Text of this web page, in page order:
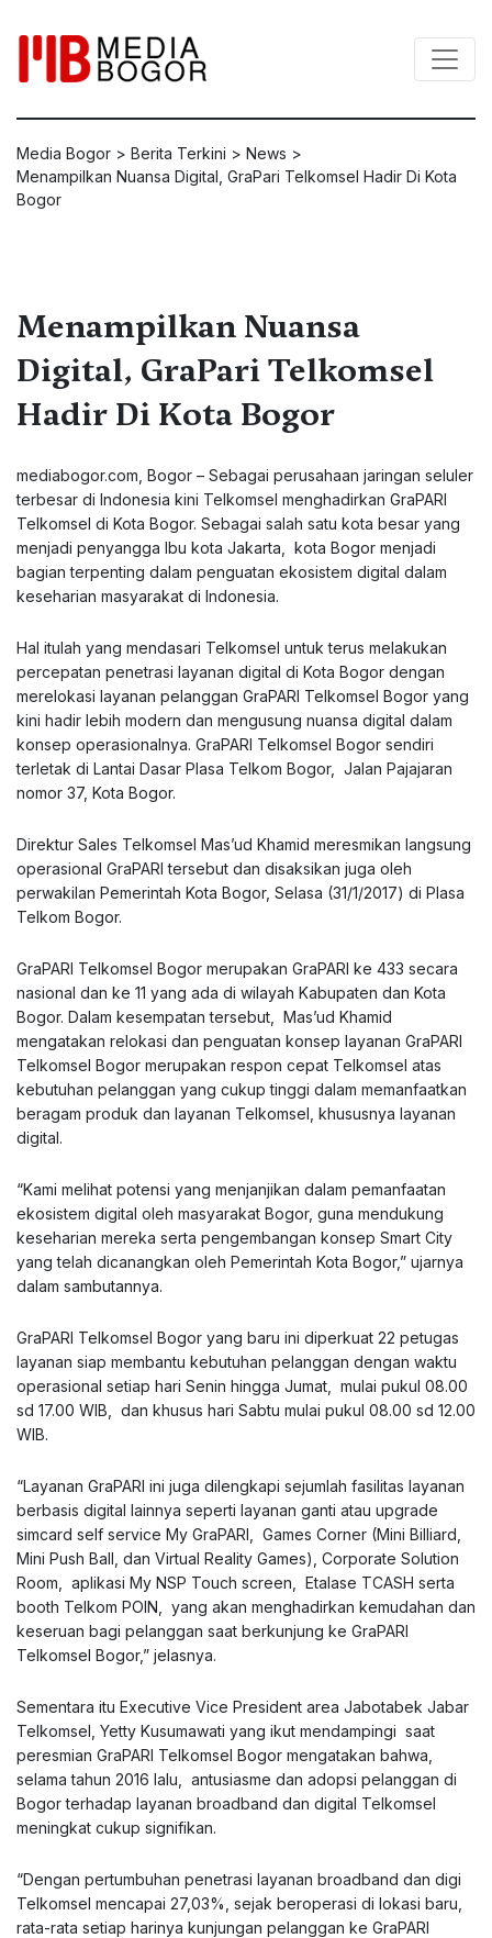
Media Bogor > Berita Terkini > News >
Menampilkan Nuansa Digital, GraPari Telkomsel Hadir Di Kota
Bogor
Menampilkan Nuansa
Digital, GraPari Telkomsel
Hadir Di Kota Bogor
mediabogor.com, Bogor – Sebagai perusahaan jaringan seluler
terbesar di Indonesia kini Telkomsel menghadirkan GraPARI
Telkomsel di Kota Bogor. Sebagai salah satu kota besar yang
menjadi penyangga lbu kota Jakarta, kota Bogor menjadi
bagian terpenting dalam penguatan ekosistem digital dalam
keseharian masyarakat di Indonesia.
Hal itulah yang mendasari Telkomsel untuk terus melakukan
percepatan penetrasi layanan digital di Kota Bogor dengan
merelokasi layanan pelanggan GraPARI Telkomsel Bogor yang
kini hadir lebih modern dan mengusung nuansa digital dalam
konsep operasionalnya. GraPARI Telkomsel Bogor sendiri
terletak di Lantai Dasar Plasa Telkom Bogor, Jalan Pajajaran
nomor 37, Kota Bogor.
Direktur Sales Telkomsel Mas’ud Khamid meresmikan langsung
operasional GraPARI tersebut dan disaksikan juga oleh
perwakilan Pemerintah Kota Bogor, Selasa (31/1/2017) di Plasa
Telkom Bogor.
GraPARI Telkomsel Bogor merupakan GraPARI ke 433 secara
nasional dan ke 11 yang ada di wilayah Kabupaten dan Kota
Bogor. Dalam kesempatan tersebut, Mas’ud Khamid
mengatakan relokasi dan penguatan konsep layanan GraPARI
Telkomsel Bogor merupakan respon cepat Telkomsel atas
kebutuhan pelanggan yang cukup tinggi dalam memanfaatkan
beragam produk dan layanan Telkomsel, khususnya layanan
digital.
“Kami melihat potensi yang menjanjikan dalam pemanfaatan
ekosistem digital oleh masyarakat Bogor, guna mendukung
keseharian mereka serta pengembangan konsep Smart City
yang telah dicanangkan oleh Pemerintah Kota Bogor,” ujarnya
dalam sambutannya.
GraPARI Telkomsel Bogor yang baru ini diperkuat 22 petugas
layanan siap membantu kebutuhan pelanggan dengan waktu
operasional setiap hari Senin hingga Jumat, mulai pukul 08.00
sd 17.00 WIB, dan khusus hari Sabtu mulai pukul 08.00 sd 12.00
WIB.
“Layanan GraPARI ini juga dilengkapi sejumlah fasilitas layanan
berbasis digital lainnya seperti layanan ganti atau upgrade
simcard self service My GraPARI, Games Corner (Mini Billiard,
Mini Push Ball, dan Virtual Reality Games), Corporate Solution
Room, aplikasi My NSP Touch screen, Etalase TCASH serta
booth Telkom POIN, yang akan menghadirkan kemudahan dan
keseruan bagi pelanggan saat berkunjung ke GraPARI
Telkomsel Bogor,” jelasnya.
Sementara itu Executive Vice President area Jabotabek Jabar
Telkomsel, Yetty Kusumawati yang ikut mendampingi saat
peresmian GraPARI Telkomsel Bogor mengatakan bahwa,
selama tahun 2016 lalu, antusiasme dan adopsi pelanggan di
Bogor terhadap layanan broadband dan digital Telkomsel
meningkat cukup signifikan.
“Dengan pertumbuhan penetrasi layanan broadband dan digi
Telkomsel mencapai 27,03%, sejak beroperasi di lokasi baru,
rata-rata setiap harinya kunjungan pelanggan ke GraPARI